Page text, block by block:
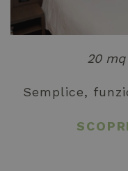
20
Semplice,